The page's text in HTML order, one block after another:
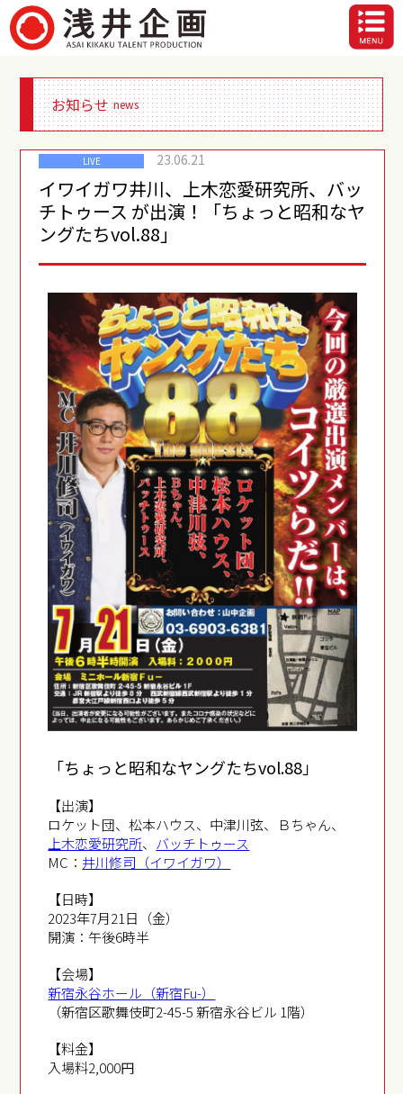
お知らせ news
LIVE 23.06.21
イワイガワ井川、上木恋愛研究所、バッ
チトゥース が出演！「ちょっと昭和なヤ
ングたちvol.88」
「ちょっと昭和なヤングたちvol.88」
【出演】
ロケット団、松本ハウス、中津川弦、Ｂちゃん、
上木恋愛研究所、 バッチトゥース
MC： 井川修司（イワイガワ）
【日時】
2023年7月21日（金）
開演：午後6時半
【会場】
新宿永谷ホール（新宿Fu-）
（新宿区歌舞伎町2-45-5 新宿永谷ビル 1階）
【料金】
入場料2,000円